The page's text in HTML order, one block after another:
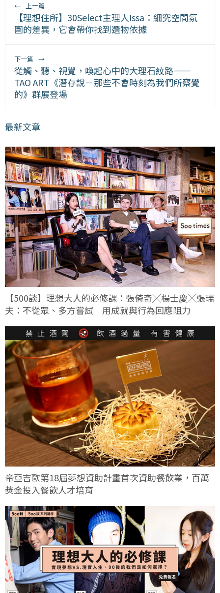
← 上一篇
【理想住所】30Select主理人Issa：細究空間氛
圍的差異，它會帶你找到選物依據
下一篇 →
從觸、聽、視覺，喚起心中的大理石紋路——
TAO ART《潛存說－那些不會時刻為我們所察覺
的》群展登場
最新文章
【500談】理想大人的必修課：張倚奇╳楊士慶╳張瑞
夫：不從眾、多方嘗試 用成就與行為回應阻力
帝亞吉歐第18屆夢想資助計畫首次資助餐飲業，百萬
獎金投入餐飲人才培育